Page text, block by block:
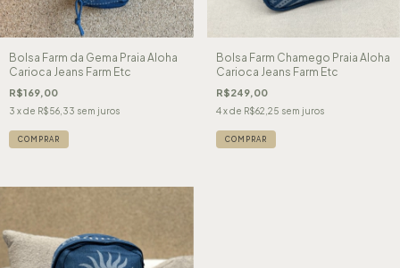
Bolsa Farm da Gema Praia Aloha
Carioca Jeans Farm Etc
R$169,00
3 x de R$56,33 sem juros
Bolsa Farm Chamego Praia Aloha
Carioca Jeans Farm Etc
R$249,00
4 x de R$62,25 sem juros